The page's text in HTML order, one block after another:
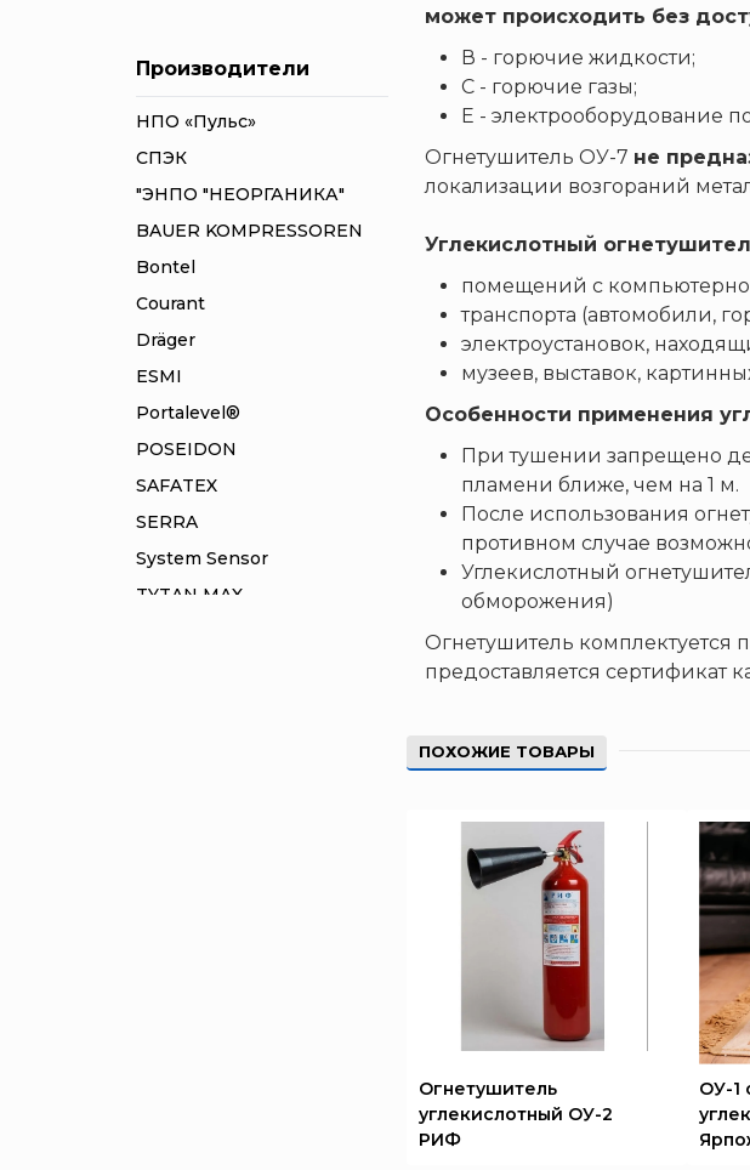
Производители
НПО «Пульс»
СПЭК
"ЭНПО "НЕОРГАНИКА"
BAUER KOMPRESSOREN
Bontel
Courant
Dräger
ESMI
Portalevel®
POSEIDON
SAFATEX
SERRA
System Sensor
TYTAN MAX
может происходить без
В - горючие жидкости;
С - горючие газы;
Е - электрооборудование
Огнетушитель ОУ-7 не
локализации возгораний
Углекислотный
помещений с
транспорта (автомобили,
электроустановок,
музеев, выставок,
Особенности применения
При тушении запрещено
пламени ближе, чем на 1 м.
После использования
противном случае
Углекислотный
обморожения)
Огнетушитель комплектуется
предоставляется сертификат
ПОХОЖИЕ ТОВАРЫ
Огнетушитель
углекислотный ОУ-2
РИФ
ОУ-1